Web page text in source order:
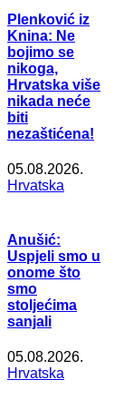
Plenković iz
Knina: Ne
bojimo se
nikoga,
Hrvatska više
nikada neće
biti
nezaštićena!
05.08.2026.
Hrvatska
Anušić:
Uspjeli smo u
onome što
smo
stoljećima
sanjali
05.08.2026.
Hrvatska